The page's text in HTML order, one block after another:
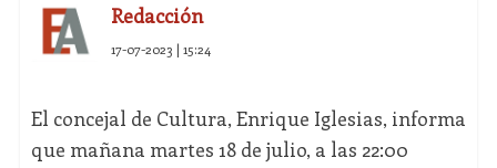
Redacción
17-07-2023 | 15:24
El concejal de Cultura, Enrique Iglesias, informa
que mañana martes 18 de julio, a las 22:00